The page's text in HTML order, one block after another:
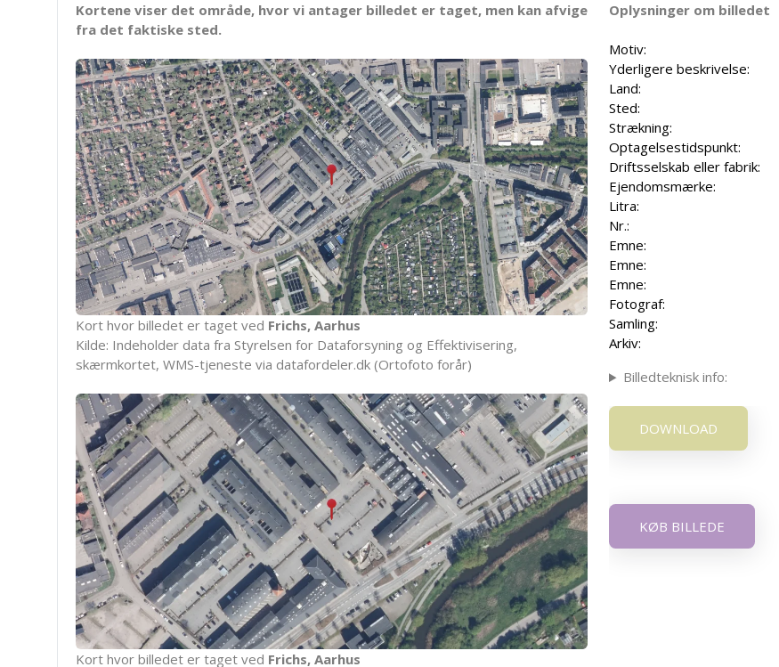
Kortene viser det område, hvor vi antager billedet er taget, men kan afvige
fra det faktiske sted.
Kort hvor billedet er taget ved Frichs, Aarhus
Kilde: Indeholder data fra Styrelsen for Dataforsyning og Effektivisering,
skærmkortet, WMS-tjeneste via datafordeler.dk (Ortofoto forår)
Kort hvor billedet er taget ved Frichs, Aarhus
Oplysninger om billedet
Motiv:
Yderligere beskrivelse:
Land:
Sted:
Strækning:
Optagelsestidspunkt:
Driftsselskab eller fabrik:
Ejendomsmærke:
Litra:
Nr.:
Emne:
Emne:
Emne:
Fotograf:
Samling:
Arkiv:
Billedteknisk info:
DOWNLOAD
KØB BILLEDE